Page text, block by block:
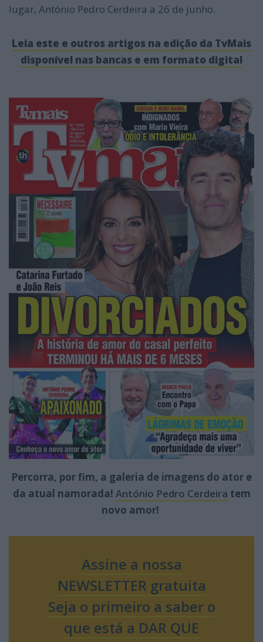
lugar, António Pedro Cerdeira a 26 de junho.
Leia este e outros artigos na edição da TvMais
disponível nas bancas e em formato digital
Percorra, por fim, a galeria de imagens do ator e
da atual namorada! António Pedro Cerdeira tem
novo amor!
Assine a nossa
NEWSLETTER gratuita
Seja o primeiro a saber o
que está a DAR QUE